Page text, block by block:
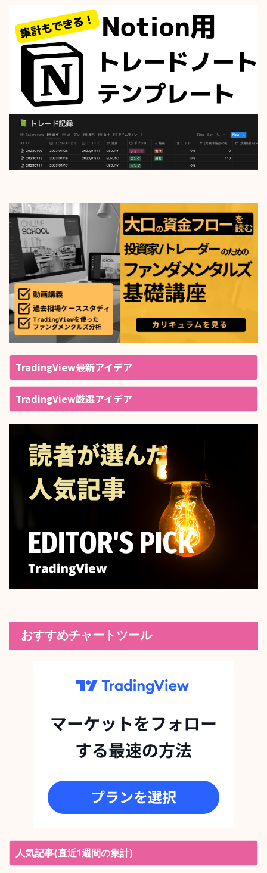
TradingView最新アイデア
TradingView厳選アイデア
おすすめチャートツール
人気記事(直近1週間の集計)